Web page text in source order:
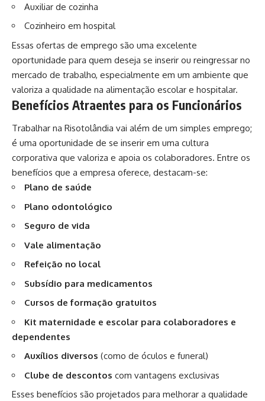
Auxiliar de cozinha
Cozinheiro em hospital
Essas ofertas de emprego são uma excelente
oportunidade para quem deseja se inserir ou reingressar no
mercado de trabalho, especialmente em um ambiente que
valoriza a qualidade na alimentação escolar e hospitalar.
Benefícios Atraentes para os Funcionários
Trabalhar na Risotolândia vai além de um simples emprego;
é uma oportunidade de se inserir em uma cultura
corporativa que valoriza e apoia os colaboradores. Entre os
benefícios que a empresa oferece, destacam-se:
Plano de saúde
Plano odontológico
Seguro de vida
Vale alimentação
Refeição no local
Subsídio para medicamentos
Cursos de formação gratuitos
Kit maternidade e escolar para colaboradores e
dependentes
Auxílios diversos (como de óculos e funeral)
Clube de descontos com vantagens exclusivas
Esses benefícios são projetados para melhorar a qualidade